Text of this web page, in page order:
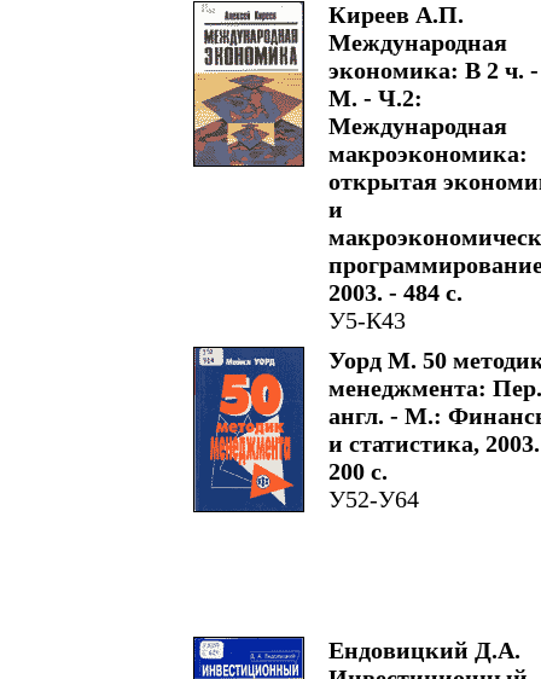
Киреев А.П.
Международная
экономика: В 2 ч. -
М. - Ч.2:
Международная
макроэкономика:
открытая
и
2003. - 484 с.
У5-К43
Уорд М. 50
менеджмента:
англ. - М.:
и статистика,
200 с.
У52-У64
Ендовицкий Д.А.